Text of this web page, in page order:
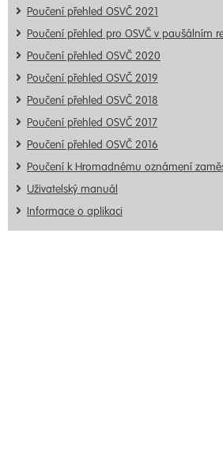
Poučení přehled OSVČ 2021
Poučení přehled pro OSVČ v paušálním
Poučení přehled OSVČ 2020
Poučení přehled OSVČ 2019
Poučení přehled OSVČ 2018
Poučení přehled OSVČ 2017
Poučení přehled OSVČ 2016
Poučení k Hromadnému oznámení
Uživatelský manuál
Informace o aplikaci